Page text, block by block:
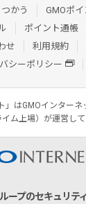
かう
GMOポ
ポイント通帳
せ
利用規約
シーポリシー
」はGMOインター
イム上場）が運営して
ープのセキュリテ